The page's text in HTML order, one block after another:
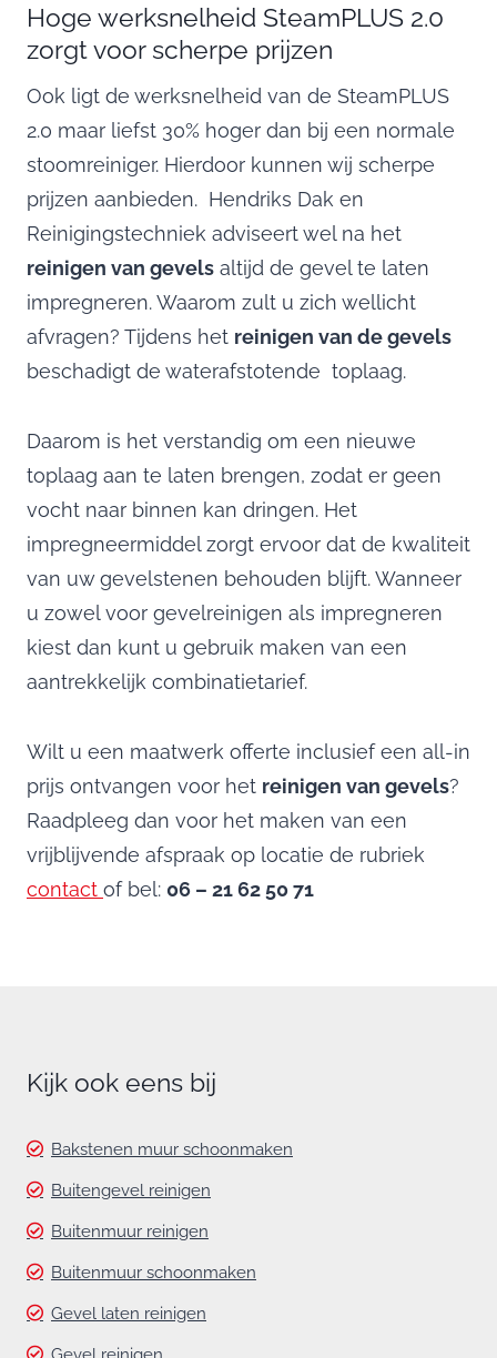
Hoge werksnelheid SteamPLUS 2.0
zorgt voor scherpe prijzen
Ook ligt de werksnelheid van de SteamPLUS
2.0 maar liefst 30% hoger dan bij een normale
stoomreiniger. Hierdoor kunnen wij scherpe
prijzen aanbieden. Hendriks Dak en
Reinigingstechniek adviseert wel na het
reinigen van gevels altijd de gevel te laten
impregneren. Waarom zult u zich wellicht
afvragen? Tijdens het reinigen van de gevels
beschadigt de waterafstotende toplaag.
Daarom is het verstandig om een nieuwe
toplaag aan te laten brengen, zodat er geen
vocht naar binnen kan dringen. Het
impregneermiddel zorgt ervoor dat de kwaliteit
van uw gevelstenen behouden blijft. Wanneer
u zowel voor gevelreinigen als impregneren
kiest dan kunt u gebruik maken van een
aantrekkelijk combinatietarief.
Wilt u een maatwerk offerte inclusief een all-in
prijs ontvangen voor het reinigen van gevels?
Raadpleeg dan voor het maken van een
vrijblijvende afspraak op locatie de rubriek
contact of bel: 06 – 21 62 50 71
Kijk ook eens bij
Bakstenen muur schoonmaken
Buitengevel reinigen
Buitenmuur reinigen
Buitenmuur schoonmaken
Gevel laten reinigen
Gevel reinigen